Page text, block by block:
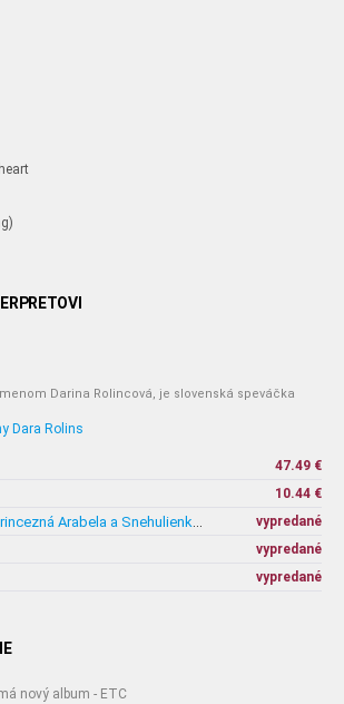
Darina Rolincová, je slovenská speváčka
Dara Rolins
47.49 €
10.44 €
Keby som bola princezná Arabela a Snehulienka a 7 pretekárov
vypredané
vypredané
vypredané
nový album - ETC